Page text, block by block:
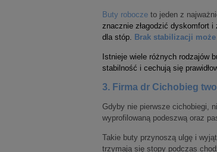
Buty robocze to jeden z
znacznie złagodzić dyskomfort
dla stóp. Brak stabilizacji
Istnieje wiele różnych rodzajów
stabilność i cechują się
3. Firma dr Cichobieg
Gdyby nie pierwsze cichobiegi,
wyprofilowaną podeszwą oraz
Takie buty przynoszą ulgę i
trzymają się stopy podczas